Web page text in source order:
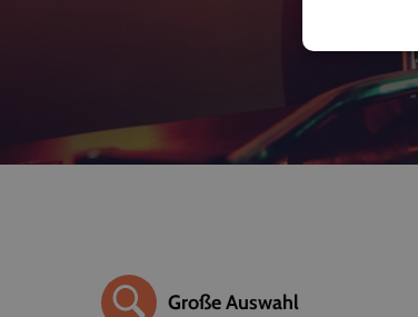
Große Auswahl